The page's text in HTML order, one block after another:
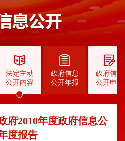
法定主动
公开内容
政府信息
公开年报
政府信息
公开申请
府2010年度政府信息公
度报告